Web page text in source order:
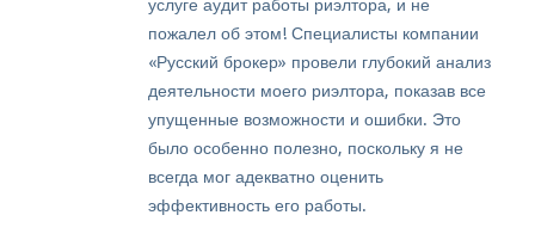
услуге аудит работы риэлтора, и не
пожалел об этом! Специалисты компании
«Русский брокер» провели глубокий анализ
деятельности моего риэлтора, показав все
упущенные возможности и ошибки. Это
было особенно полезно, поскольку я не
всегда мог адекватно оценить
эффективность его работы.